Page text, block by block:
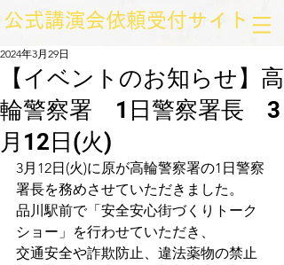
​公式講演会依頼受付サイト
【イベントのお知らせ】高
輪警察署 1日警察署長 3
月12日(火)
2024年3月29日
3月12日(火)に原が高輪警察署の1日警察
署長を務めさせていただきました。
品川駅前で「安全安心街づくりトーク
ショー」を行わせていただき、
交通安全や詐欺防止、違法薬物の禁止